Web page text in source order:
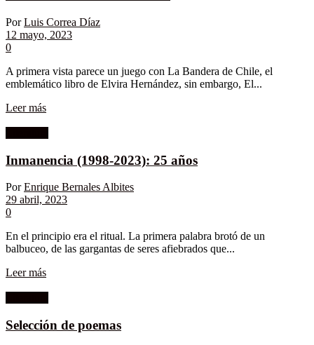
Por Luis Correa Díaz
12 mayo, 2023
0
A primera vista parece un juego con La Bandera de Chile, el
emblemático libro de Elvira Hernández, sin embargo, El...
Leer más
Inmanencia (1998-2023): 25 años
Por Enrique Bernales Albites
29 abril, 2023
0
En el principio era el ritual. La primera palabra brotó de un
balbuceo, de las gargantas de seres afiebrados que...
Leer más
Selección de poemas